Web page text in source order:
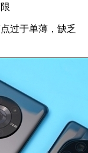
过于单薄，缺乏